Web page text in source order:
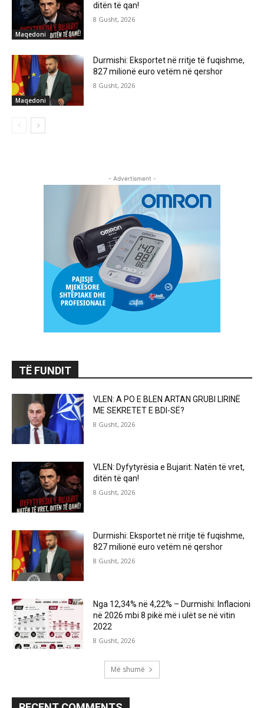
Maqedoni
ditën të qan!
8 Gusht, 2026
Maqedoni
Durmishi: Eksportet në rritje të fuqishme,
827 milionë euro vetëm në qershor
8 Gusht, 2026
- Advertisment -
TË FUNDIT
VLEN: A PO E BLEN ARTAN GRUBI LIRINË
ME SEKRETET E BDI-SË?
8 Gusht, 2026
VLEN: Dyfytyrësia e Bujarit: Natën të vret,
ditën të qan!
8 Gusht, 2026
Durmishi: Eksportet në rritje të fuqishme,
827 milionë euro vetëm në qershor
8 Gusht, 2026
Nga 12,34% në 4,22% – Durmishi: Inflacioni
në 2026 mbi 8 pikë më i ulët se në vitin
2022
8 Gusht, 2026
Më shumë